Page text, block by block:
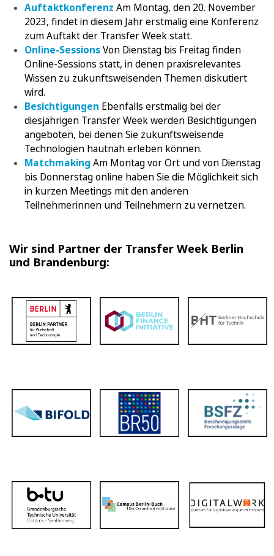
Auftaktkonferenz Am Montag, den 20. November
2023, findet in diesem Jahr erstmalig eine Konferenz
zum Auftakt der Transfer Week statt.
Online-SessionsVon Dienstag bis Freitag finden
Online-Sessions statt, in denen praxisrelevantes
Wissen zu zukunftsweisenden Themen diskutiert
wird.
Besichtigungen Ebenfalls erstmalig bei der
diesjährigen Transfer Week werden Besichtigungen
angeboten, bei denen Sie zukunftsweisende
Technologien hautnah erleben können.
Matchmaking Am Montag vor Ort und von Dienstag
bis Donnerstag online haben Sie die Möglichkeit sich
in kurzen Meetings mit den anderen
Teilnehmerinnen und Teilnehmern zu vernetzen.
Wir sind Partner der Transfer Week Berlin
und Brandenburg: